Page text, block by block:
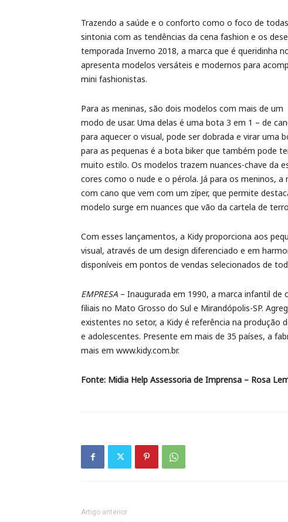
Trazendo a saúde e o conforto como o foco de
sintonia com as tendências da cena fashion e os
temporada Inverno 2018, a marca que é queridinha
apresenta modelos versáteis e modernos para
mini fashionistas.
Para as meninas, são dois modelos com mais de um
modo de usar. Uma delas é uma bota 3 em 1 – de
para aquecer o visual, pode ser dobrada e virar
para as pequenas é a bota biker que também pode
muito estilo. Os modelos trazem nuances-chave da
cores como o nude e o pérola. Já para os meninos,
com cano que vem com um zíper, que permite
modelo surge em nuances que vão da cartela de
Com esses lançamentos, a Kidy proporciona aos
visual, através de um design diferenciado e em
disponíveis em pontos de vendas selecionados de
EMPRESA – Inaugurada em 1990, a marca infantil de
filiais no Mato Grosso do Sul e Mirandópolis-SP.
existentes no setor, a Kidy é referência na produção
e adolescentes. Presente em mais de 35 países, a
mais em www.kidy.com.br.
Fonte: Midia Help Assessoria de Imprensa – Rosa
Artigo anterior